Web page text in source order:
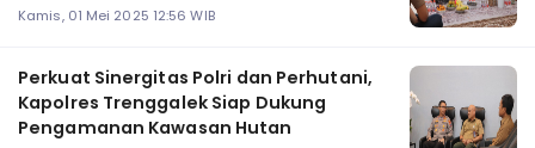
Kamis, 01 Mei 2025 12:56 WIB
Perkuat Sinergitas Polri dan Perhutani,
Kapolres Trenggalek Siap Dukung
Pengamanan Kawasan Hutan